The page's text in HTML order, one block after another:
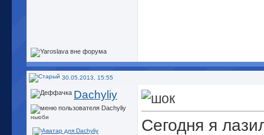
30.05.2013, 15:55
Dachyliy
ньюби
Сегодня я